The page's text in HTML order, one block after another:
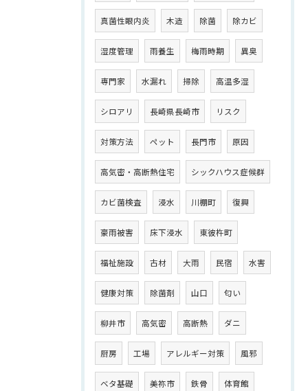
真菌性眼内炎 木造 除菌 除カビ
湿度管理 雨養生 梅雨時期 異臭
専門家 水漏れ 掃除 高温多湿
シロアリ 長崎県長崎市 リスク
対策方法 ペット 長門市 原因
高気密・高断熱住宅 シックハウス症候群
カビ菌検査 浸水 川棚町 復興
豪雨被害 床下浸水 東彼杵町
福祉施設 古材 大雨 民宿 水害
健康対策 除菌剤 山口 匂い
柳井市 高気密 高断熱 ダニ
厨房 工場 アレルギー対策 風邪
ベタ基礎 美祢市 鉄骨 体育館